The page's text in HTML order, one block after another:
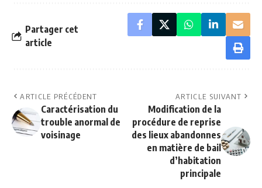
Partager cet
article
ARTICLE PRÉCÉDENT
Caractérisation du
trouble anormal de
voisinage
ARTICLE SUIVANT
Modification de la
procédure de reprise
des lieux abandonnes
en matière de bail
d’habitation
principale